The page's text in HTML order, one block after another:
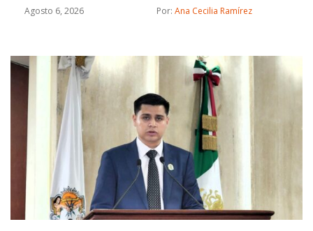
Agosto 6, 2026 Por: Ana Cecilia Ramírez